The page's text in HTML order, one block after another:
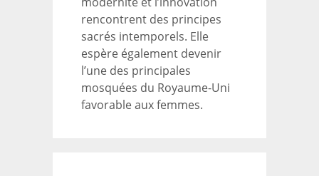
rencontrent des principes
sacrés intemporels. Elle
espère également devenir
l’une des principales
mosquées du Royaume-Uni
favorable aux femmes.